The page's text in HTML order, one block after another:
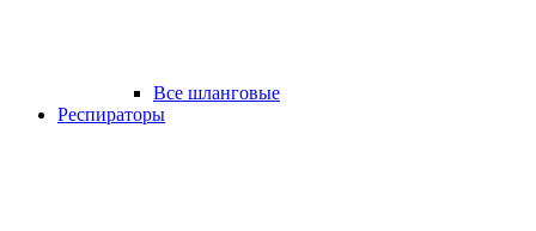
Все шланговые
Респираторы